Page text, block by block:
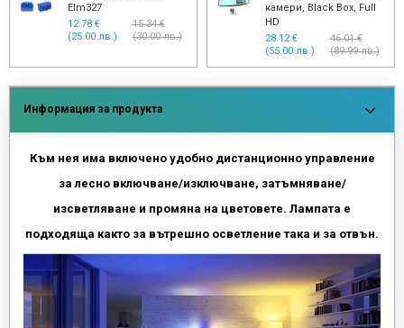
Elm327
12.78 €
(25.00 лв.)
15.34 €
(30.00 лв.)
камери, Black Box, Full
HD
28.12 €
(55.00 лв.)
46.01 €
(89.99 лв.)
Информация за продукта
Към нея има включено удобно дистанционно управление
за лесно включване/изключване, затъмняване/
изсветляване и промяна на цветовете. Лампата е
подходяща както за вътрешно осветление така и за отвън.